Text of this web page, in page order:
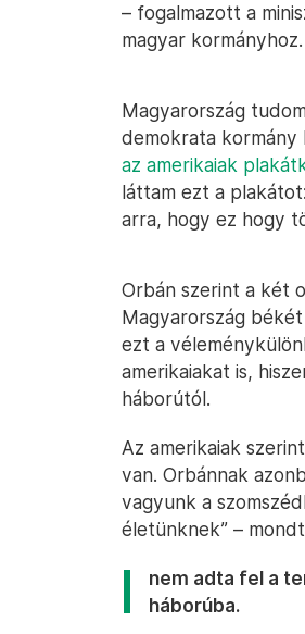
– fogalmazott a
magyar kormányhoz.
Magyarország
demokrata
az amerikaiak
láttam ezt a
arra, hogy ez hogy
Orbán szerint a két
Magyarország
ezt a
amerikaiakat is,
háborútól.
Az amerikaiak
van. Orbánnak
vagyunk a
életünknek” –
nem adta fel a
háborúba.